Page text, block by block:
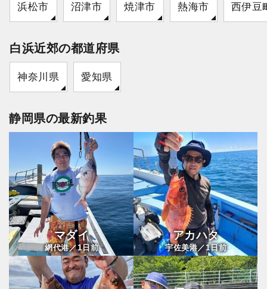
浜松市 沼津市 焼津市 熱海市 西伊豆
白浜近郊の都道府県
神奈川県 愛知県
静岡県の最新釣果
マダイ
網代港／1日前
アカハタ
宇佐美港／ 1日前